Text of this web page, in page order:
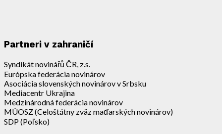
Partneri v zahraničí
Syndikát novinářů ČR, z.s.
Európska federácia novinárov
Asociácia slovenských novinárov v Srbsku
Mediacentr Ukrajina
Medzinárodná federácia novinárov
MÚOSZ (Celoštátny zväz maďarských novinárov)
SDP (Poľsko)